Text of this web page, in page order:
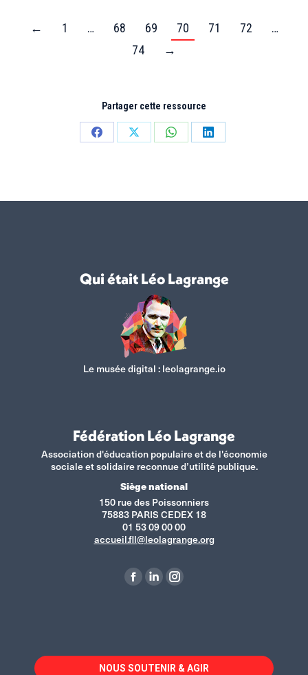
← 1 … 68 69 70 71 72
…
74
→
Partager cette ressource
PartagerPartagerPartagerPartager
Qui était Léo Lagrange
Le musée digital : leolagrange.io
Fédération Léo Lagrange
Association d'éducation populaire et de l'économie
sociale et solidaire reconnue d’utilité publique.
Siège national
150 rue des Poissonniers
75883 PARIS CEDEX 18
01 53 09 00 00
accueil.fll@leolagrange.org
La
dans
La
dans
La
dans
NOUS SOUTENIR & AGIR